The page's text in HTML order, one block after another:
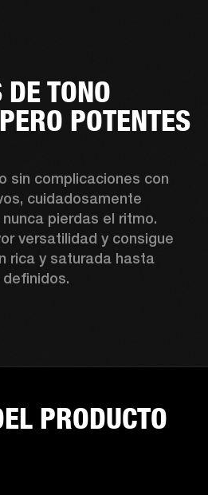
DE TONO
POTENTES
sin complicaciones con
cuidadosamente
pierdas el ritmo.
versatilidad y consigue
rica y saturada hasta
PRODUCTO